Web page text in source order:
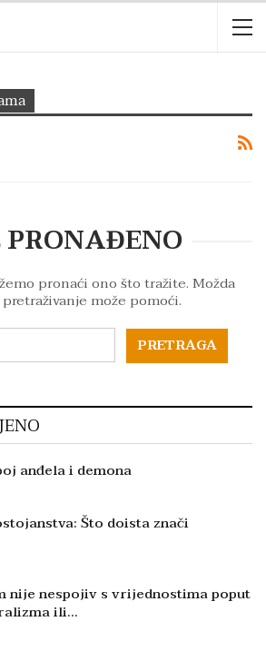
PRONAĐENO
pronaći ono što tražite. Možda
može pomoći.
anđela i demona
Što doista znači
nije nespojiv s vrijednostima poput
ili…